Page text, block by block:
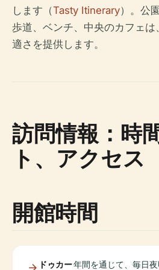
します（Tasty Itinerary）。公
歩道、ベンチ、中央のカフェ
適さを提供します。
訪問情報：時
ト、アクセス
開館時間
ドゥカー年間を通じて、毎日